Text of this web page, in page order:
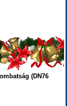
(DN76